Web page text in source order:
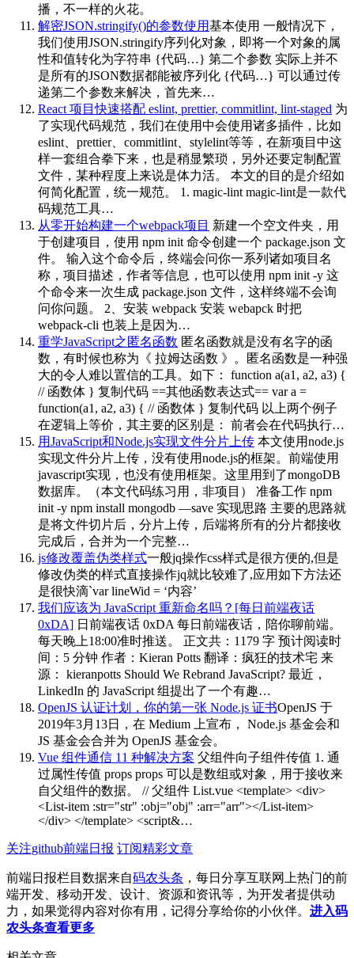
播，不一样的火花。
解密JSON.stringify()的参数使用基本使用 一般情况下，
我们使用JSON.stringify序列化对象，即将一个对象的属
性和值转化为字符串 {代码…} 第二个参数 实际上并不
是所有的JSON数据都能被序列化 {代码…} 可以通过传
递第二个参数来解决，首先来…
React 项目快速搭配 eslint, prettier, commitlint, lint-staged 为
了实现代码规范，我们在使用中会使用诸多插件，比如
eslint、prettier、commitlint、stylelint等等，在新项目中这
样一套组合拳下来，也是稍显繁琐，另外还要定制配置
文件，某种程度上来说是体力活。 本文的目的是介绍如
何简化配置，统一规范。 1. magic-lint magic-lint是一款代
码规范工具…
从零开始构建一个webpack项目 新建一个空文件夹，用
于创建项目，使用 npm init 命令创建一个 package.json 文
件。 输入这个命令后，终端会问你一系列诸如项目名
称，项目描述，作者等信息，也可以使用 npm init -y 这
个命令来一次生成 package.json 文件，这样终端不会询
问你问题。 2、安装 webpack 安装 webapck 时把
webpack-cli 也装上是因为…
重学JavaScript之匿名函数 匿名函数就是没有名字的函
数，有时候也称为《 拉姆达函数 》。匿名函数是一种强
大的令人难以置信的工具。如下： function a(a1, a2, a3) {
// 函数体 } 复制代码 ==其他函数表达式== var a =
function(a1, a2, a3) { // 函数体 } 复制代码 以上两个例子
在逻辑上等价，其主要的区别是： 前者会在代码执行…
用JavaScript和Node.js实现文件分片上传 本文使用node.js
实现文件分片上传，没有使用node.js的框架。前端使用
javascript实现，也没有使用框架。这里用到了mongoDB
数据库。（本文代码练习用，非项目） 准备工作 npm
init -y npm install mongodb —save 实现思路 主要的思路就
是将文件切片后，分片上传，后端将所有的分片都接收
完成后，合并为一个完整…
js修改覆盖伪类样式一般jq操作css样式是很方便的,但是
修改伪类的样式直接操作jq就比较难了,应用如下方法还
是很快滴`var lineWid = ‘内容’
我们应该为 JavaScript 重新命名吗？[每日前端夜话
0xDA] 日前端夜话 0xDA 每日前端夜话，陪你聊前端。
每天晚上18:00准时推送。 正文共：1179 字 预计阅读时
间：5 分钟 作者：Kieran Potts 翻译：疯狂的技术宅 来
源： kieranpotts Should We Rebrand JavaScript? 最近，
LinkedIn 的 JavaScript 组提出了一个有趣…
OpenJS 认证计划，你的第一张 Node.js 证书OpenJS 于
2019年3月13日，在 Medium 上宣布， Node.js 基金会和
JS 基金会合并为 OpenJS 基金会。
Vue 组件通信 11 种解决方案 父组件向子组件传值 1. 通
过属性传值 props props 可以是数组或对象，用于接收来
自父组件的数据。 // 父组件 List.vue <template> <div>
<List-item :str="str" :obj="obj" :arr="arr"></List-item>
</div> </template> <script&…
关注github前端日报 订阅精彩文章
前端日报栏目数据来自码农头条 ，每日分享互联网上热门的前
端开发、移动开发、设计、资源和资讯等，为开发者提供动
力，如果觉得内容对你有用，记得分享给你的小伙伴。 进入码
农头条查看更多